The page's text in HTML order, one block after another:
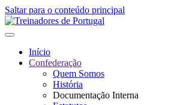
Saltar para o conteúdo principal
Início
Confederação
Quem Somos
História
Documentação Interna